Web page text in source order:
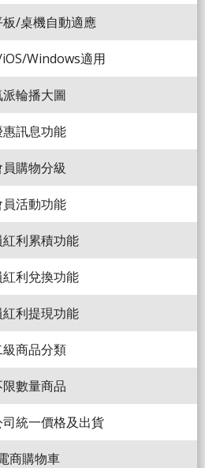
/桌機自動適應
Windows適用
派輪播大圖
惠訊息功能
購物分級
員活動功能
利累積功能
利兌換功能
利提現功能
級商品分類
限數量商品
統一價格及出貨
商購物車